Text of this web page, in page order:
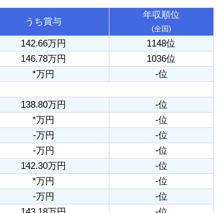
うち賞与
年収順位
(全国)
142.66万円
1148位
146.78万円
1036位
*万円
-位
138.80万円 -位
*万円 -位
-万円 -位
-万円 -位
142.30万円 -位
*万円 -位
-万円 -位